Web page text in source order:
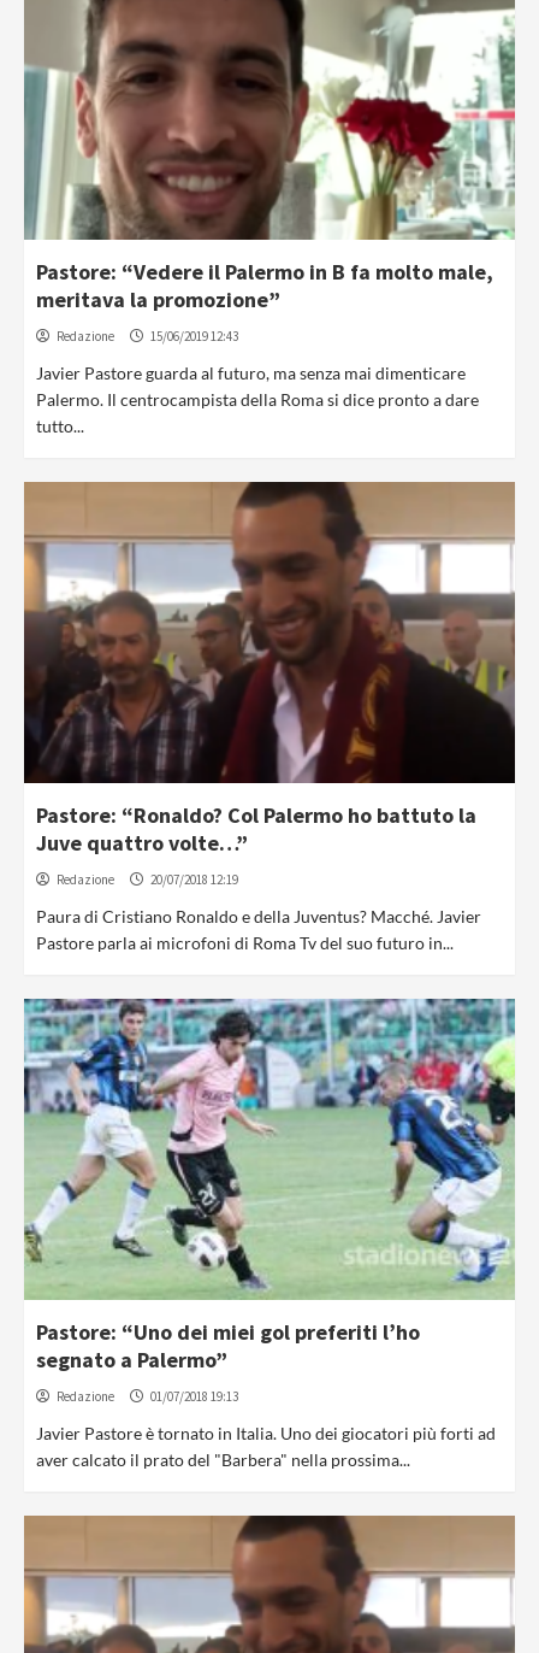
Pastore: “Vedere il Palermo in B fa molto male,
meritava la promozione”
Redazione 15/06/2019 12:43
Javier Pastore guarda al futuro, ma senza mai dimenticare
Palermo. Il centrocampista della Roma si dice pronto a dare
tutto...
Pastore: “Ronaldo? Col Palermo ho battuto la
Juve quattro volte…”
Redazione 20/07/2018 12:19
Paura di Cristiano Ronaldo e della Juventus? Macché. Javier
Pastore parla ai microfoni di Roma Tv del suo futuro in...
Pastore: “Uno dei miei gol preferiti l’ho
segnato a Palermo”
Redazione 01/07/2018 19:13
Javier Pastore è tornato in Italia. Uno dei giocatori più forti ad
aver calcato il prato del "Barbera" nella prossima...